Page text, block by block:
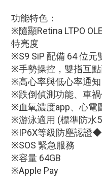
功能特色：
※隨顯Retina LTPO
特亮度
※S9 SiP 配備 64 位元
※手勢操控，雙指互
※高心率與低心率通
※跌倒偵測功能、車
※血氧濃度app、心電
※游泳適用 (標準防水
※IP6X等級防塵認證◆
※SOS 緊急服務
※容量 64GB
※Apple Pay